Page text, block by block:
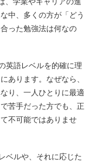
中、多くの方が「どう
った勉強法は何なの
英語レベルを的確に理
あります。なぜなら、
り、一人ひとりに最適
苦手だった方でも、正
不可能ではありませ
ベルや、それに応じた